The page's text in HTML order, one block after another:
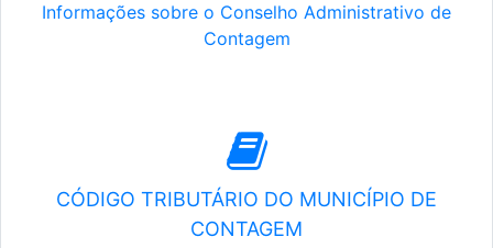
Informações sobre o Conselho Administrativo de
Contagem
CÓDIGO TRIBUTÁRIO DO MUNICÍPIO DE
CONTAGEM